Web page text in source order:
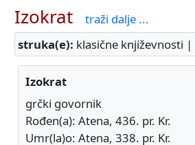
Izokrat
traži dalje ...
struka(e): klasične književnosti
Izokrat
grčki govornik
Rođen(a): Atena, 436. pr. Kr.
Umr(la)o: Atena, 338. pr. Kr.